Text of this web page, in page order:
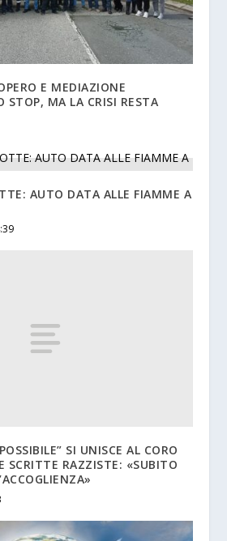
E MEDIAZIONE
STOP, MA LA CRISI RESTA
AUTO DATA ALLE FIAMME A
SI UNISCE AL CORO
SCRITTE RAZZISTE: «SUBITO